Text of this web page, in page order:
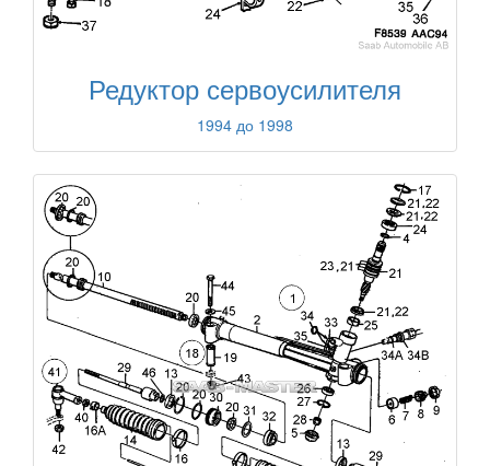
Редуктор сервоусилителя
1994 до 1998